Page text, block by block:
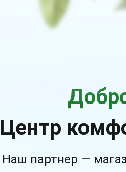
Центр
Наш партнер —